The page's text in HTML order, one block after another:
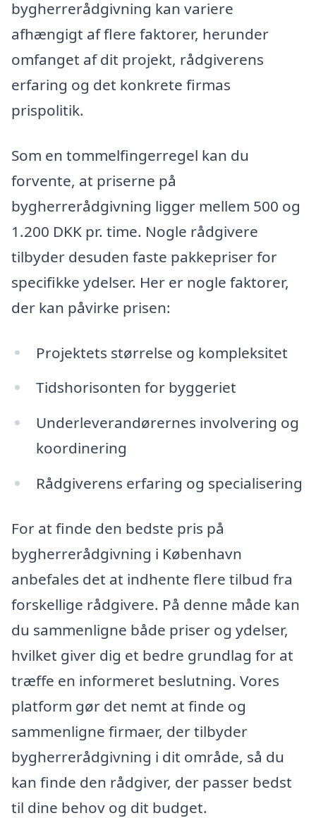
bygherrerådgivning kan variere
afhængigt af flere faktorer, herunder
omfanget af dit projekt, rådgiverens
erfaring og det konkrete firmas
prispolitik.
Som en tommelfingerregel kan du
forvente, at priserne på
bygherrerådgivning ligger mellem 500 og
1.200 DKK pr. time. Nogle rådgivere
tilbyder desuden faste pakkepriser for
specifikke ydelser. Her er nogle faktorer,
der kan påvirke prisen:
Projektets størrelse og kompleksitet
Tidshorisonten for byggeriet
Underleverandørernes involvering og
koordinering
Rådgiverens erfaring og specialisering
For at finde den bedste pris på
bygherrerådgivning i København
anbefales det at indhente flere tilbud fra
forskellige rådgivere. På denne måde kan
du sammenligne både priser og ydelser,
hvilket giver dig et bedre grundlag for at
træffe en informeret beslutning. Vores
platform gør det nemt at finde og
sammenligne firmaer, der tilbyder
bygherrerådgivning i dit område, så du
kan finde den rådgiver, der passer bedst
til dine behov og dit budget.